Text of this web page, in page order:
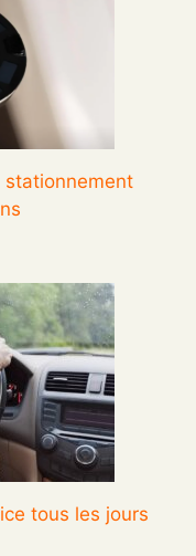
stationnement
tous les jours